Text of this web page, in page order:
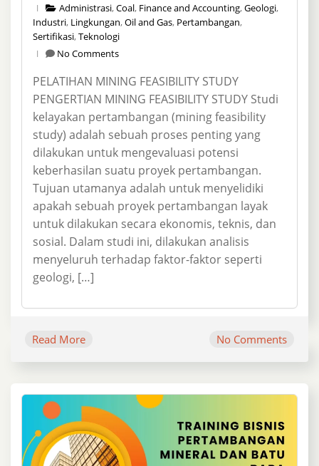
Administrasi,Coal, Finance and Accounting,Geologi,
Industri, Lingkungan,Oil and Gas, Pertambangan,
Sertifikasi,Teknologi
No Comments
PELATIHAN MINING FEASIBILITY STUDY
PENGERTIAN MINING FEASIBILITY STUDY Studi
kelayakan pertambangan (mining feasibility
study) adalah sebuah proses penting yang
dilakukan untuk mengevaluasi potensi
keberhasilan suatu proyek pertambangan.
Tujuan utamanya adalah untuk menyelidiki
apakah sebuah proyek pertambangan layak
untuk dilakukan secara ekonomis, teknis, dan
sosial. Dalam studi ini, dilakukan analisis
menyeluruh terhadap faktor-faktor seperti
geologi, […]
Read More No Comments